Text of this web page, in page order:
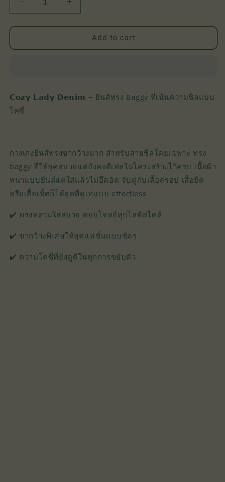
Decrease
quantity
for
Lady
Increase
quantity
for
Lady
Add to cart
𝗖𝗼𝘇𝘆 𝗟𝗮𝗱𝘆 𝗗𝗲𝗻𝗶𝗺 – ยีนส์ทรง Baggy ที่เน้นความชิลแบบ
โคซี่
กางเกงยีนส์ทรงขากว้างมาก สำหรับสายชิลโดยเฉพาะ ทรง
baggy ที่ให้ลุคสบายแต่ยังคงดีเทลในโครงสร้างไว้ครบ เนื้อผ้า
หนาแบบยีนส์แต่ใส่แล้วไม่อึดอัด จับคู่กับเสื้อครอป เสื้อยืด
หรือเสื้อเชิ้ตก็ได้ลุคที่ดูเท่แบบ effortless
✔️ ทรงหลวมใส่สบาย ตอบโจทย์ทุกไลฟ์สไตล์
✔️ ขากว้างพิเศษให้ลุคแฟชั่นแบบชัดๆ
✔️ ความโคซี่ที่ยังดูดีในทุกการขยับตัว